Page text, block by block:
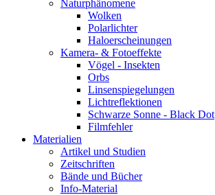
Naturphänomene
Wolken
Polarlichter
Haloerscheinungen
Kamera- & Fotoeffekte
Vögel - Insekten
Orbs
Linsenspiegelungen
Lichtreflektionen
Schwarze Sonne - Black Dot
Filmfehler
Materialien
Artikel und Studien
Zeitschriften
Bände und Bücher
Info-Material